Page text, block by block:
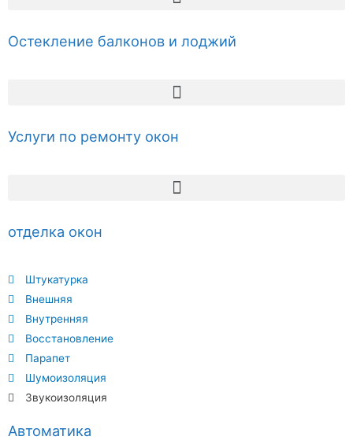
Остекление балконов и лоджий
Услуги по ремонту окон
Автоматика
отделка окон
Штукатурка
Внешняя
Внутренняя
Восстановление
Парапет
Шумоизоляция
Звукоизоляция